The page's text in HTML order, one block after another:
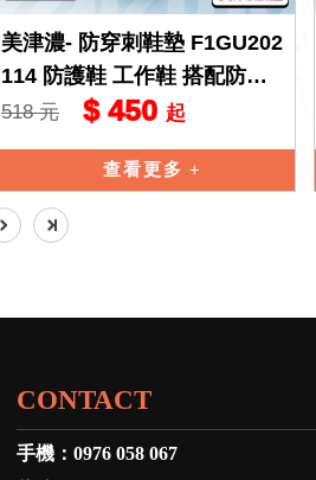
美津濃- 防穿刺鞋墊 F1GU202
114 防護鞋 工作鞋 搭配防護
鞋 防穿刺鋼板 安全鞋墊 重量
518 元 $ 450 起
查看更多
CONTACT
手機： 0976 058 067